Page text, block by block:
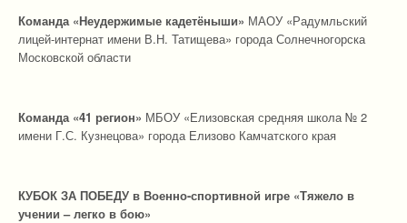
Команда «Неудержимые кадетёныши» МАОУ «Радумльский
лицей-интернат имени В.Н. Татищева» города Солнечногорска
Московской области
Команда «41 регион» МБОУ «Елизовская средняя школа № 2
имени Г.С. Кузнецова» города Елизово Камчатского края
КУБОК ЗА ПОБЕДУ в Военно-спортивной игре «Тяжело в
учении – легко в бою»